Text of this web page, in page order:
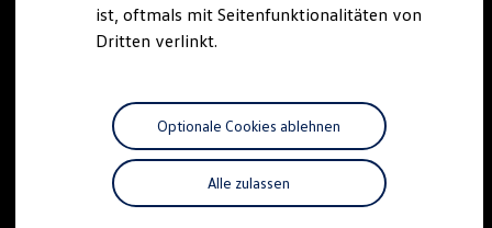
Software Updates
Service und Ersatzteile
Motorenöl und Flüssigkeiten
Räder und Reifen
Pannen- und Unfallhilfe
Economy Service
Volkswagen Teile
Zubehör
ist, oftmals mit Seitenfunktionalitäten von
Dritten verlinkt.
Alle zulassen
Optionale Cookies ablehnen